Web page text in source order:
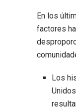
En los
factores
Los